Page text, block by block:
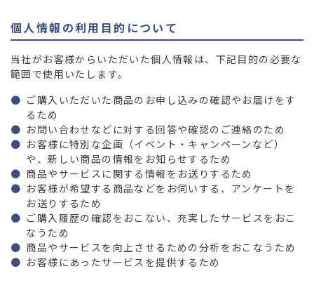
個人情報の利用目的について
当社がお客様からいただいた個人情報は、下記目的の必要な
範囲で使用いたします。
ご購入いただいた商品のお申し込みの確認やお届けをす
るため
お問い合わせなどに対する回答や確認のご連絡のため
お客様に特別な企画（イベント・キャンペーンなど）
や、新しい商品の情報をお知らせするため
商品やサービスに関する情報をお送りするため
お客様が希望する商品などをお伺いする、アンケートを
お送りするため
ご購入履歴の確認をおこない、充実したサービスをおこ
なうため
商品やサービスを向上させるための分析をおこなうため
お客様にあったサービスを提供するため